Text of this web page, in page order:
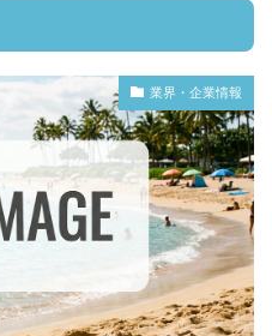
業界・企業情報